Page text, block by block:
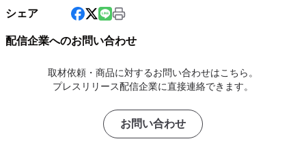
シェア
配信企業へのお問い合わせ
取材依頼・商品に対するお問い合わせはこちら。
プレスリリース配信企業に直接連絡できます。
お問い合わせ